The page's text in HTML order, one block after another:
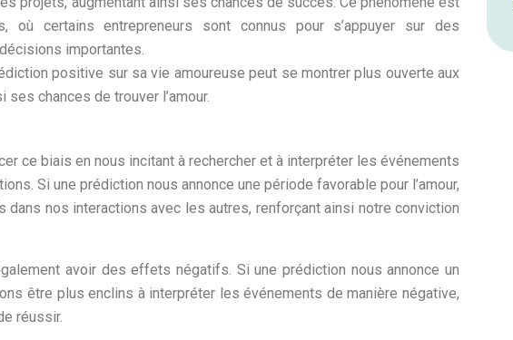
où certains entrepreneurs sont connus pour s’appuyer sur des
importantes.
positive sur sa vie amoureuse peut se montrer plus ouverte aux
chances de trouver l’amour.
ce biais en nous incitant à rechercher et à interpréter les événements
Si une prédiction nous annonce une période favorable pour l’amour,
nos interactions avec les autres, renforçant ainsi notre conviction
avoir des effets négatifs. Si une prédiction nous annonce un
être plus enclins à interpréter les événements de manière négative,
réussir.